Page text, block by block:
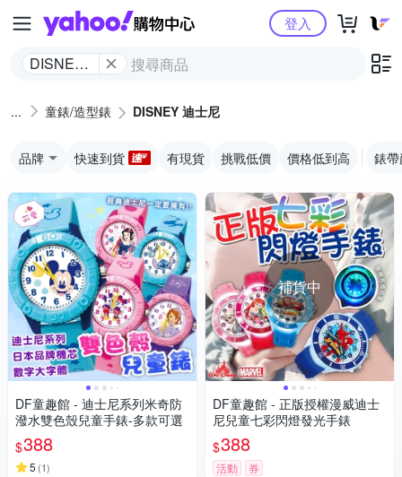
Yahoo購物中心
DISNEY
登入
童錶/造型錶 DISNEY 迪士尼
品牌 快速到貨 有現貨 挑戰低價 價格低到高 錶
DF童趣館 - 迪士尼系列米奇防
潑水雙色殼兒童手錶-多款可選
$388
5 (1)
補貨中
DF童趣館 - 正版授權漫威迪士
尼兒童七彩閃燈發光手錶
$388
活動 券